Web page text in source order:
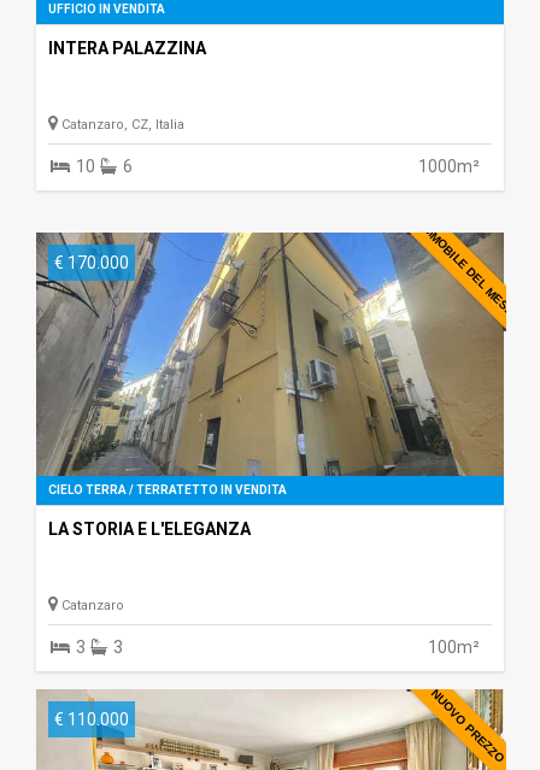
UFFICIO IN VENDITA
INTERA PALAZZINA
Catanzaro, CZ, Italia
10 6 1000m²
IMMOBILE DEL MESE
€ 170.000
CIELO TERRA / TERRATETTO IN VENDITA
LA STORIA E L'ELEGANZA
Catanzaro
3 3 100m²
NUOVO PREZZO
€ 110.000